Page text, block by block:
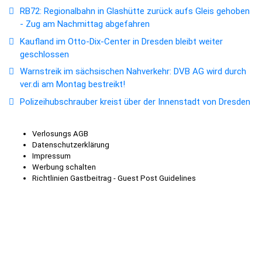
RB72: Regionalbahn in Glashütte zurück aufs Gleis gehoben
- Zug am Nachmittag abgefahren
Kaufland im Otto-Dix-Center in Dresden bleibt weiter
geschlossen
Warnstreik im sächsischen Nahverkehr: DVB AG wird durch
ver.di am Montag bestreikt!
Polizeihubschrauber kreist über der Innenstadt von Dresden
Verlosungs AGB
Datenschutzerklärung
Impressum
Werbung schalten
Richtlinien Gastbeitrag - Guest Post Guidelines